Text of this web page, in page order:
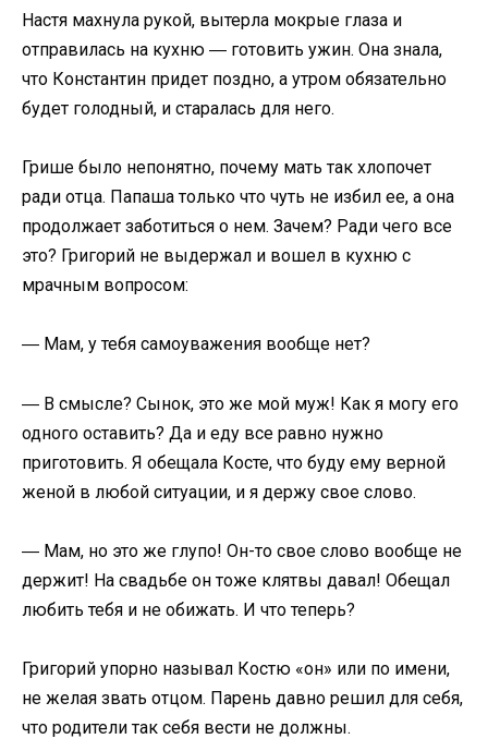
Настя махнула рукой, вытерла мокрые глаза и
отправилась на кухню ― готовить ужин. Она знала,
что Константин придет поздно, а утром обязательно
будет голодный, и старалась для него.
Грише было непонятно, почему мать так хлопочет
ради отца. Папаша только что чуть не избил ее, а она
продолжает заботиться о нем. Зачем? Ради чего все
это? Григорий не выдержал и вошел в кухню с
мрачным вопросом:
― Мам, у тебя самоуважения вообще нет?
― В смысле? Сынок, это же мой муж! Как я могу его
одного оставить? Да и еду все равно нужно
приготовить. Я обещала Косте, что буду ему верной
женой в любой ситуации, и я держу свое слово.
― Мам, но это же глупо! Он-то свое слово вообще не
держит! На свадьбе он тоже клятвы давал! Обещал
любить тебя и не обижать. И что теперь?
Григорий упорно называл Костю «он» или по имени,
не желая звать отцом. Парень давно решил для себя,
что родители так себя вести не должны.